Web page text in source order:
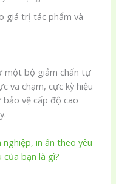
giá trị tác phẩm và
một bộ giảm chấn tự
va chạm, cực kỳ hiệu
vệ cấp độ cao
in ấn theo yêu
bạn là gì?